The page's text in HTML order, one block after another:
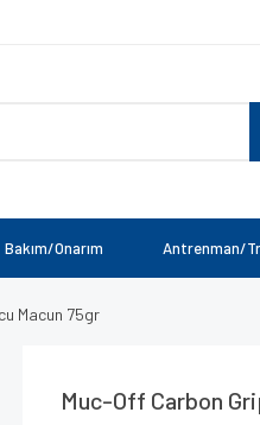
Bakım/Onarım Antrenman/
Macun 75gr
Muc-Off Carbon